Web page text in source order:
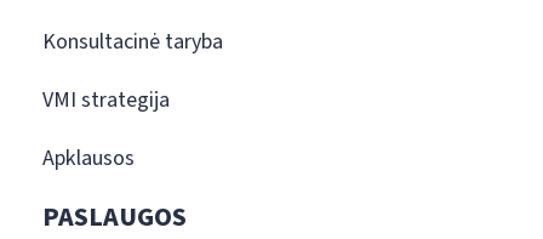
Konsultacinė taryba
VMI strategija
Apklausos
PASLAUGOS